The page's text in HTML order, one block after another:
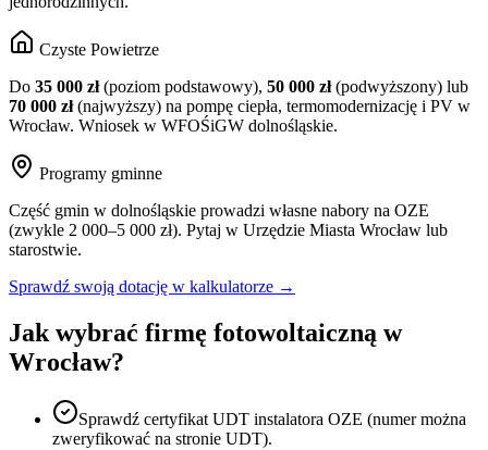
Czyste Powietrze
Do 35 000 zł(poziom podstawowy), 50 000 zł(podwyższony) lub
70 000 zł(najwyższy) na pompę ciepła, termomodernizację i PV w
Wrocław. Wniosek w WFOŚiGW dolnośląskie.
Programy gminne
Część gmin w dolnośląskie prowadzi własne nabory na OZE
(zwykle 2 000–5 000 zł). Pytaj w Urzędzie Miasta Wrocław lub
starostwie.
Sprawdź swoją dotację w kalkulatorze →
Jak wybrać firmę fotowoltaiczną w
Wrocław?
Sprawdź certyfikat UDT instalatora OZE (numer można
zweryfikować na stronie UDT).